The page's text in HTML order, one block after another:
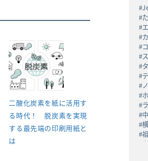
二酸化炭素を紙に活用す
る時代！ 脱炭素を実現
する最先端の印刷用紙と
は